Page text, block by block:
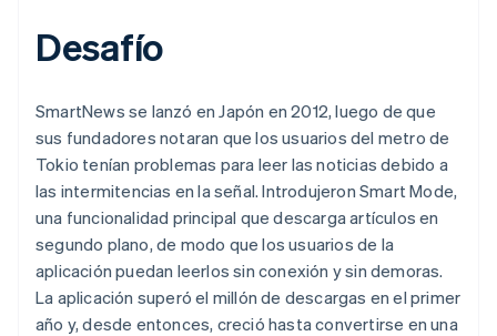
Desafío
SmartNews se lanzó en Japón en 2012, luego de que
sus fundadores notaran que los usuarios del metro de
Tokio tenían problemas para leer las noticias debido a
las intermitencias en la señal. Introdujeron Smart Mode,
una funcionalidad principal que descarga artículos en
segundo plano, de modo que los usuarios de la
aplicación puedan leerlos sin conexión y sin demoras.
La aplicación superó el millón de descargas en el primer
año y, desde entonces, creció hasta convertirse en una